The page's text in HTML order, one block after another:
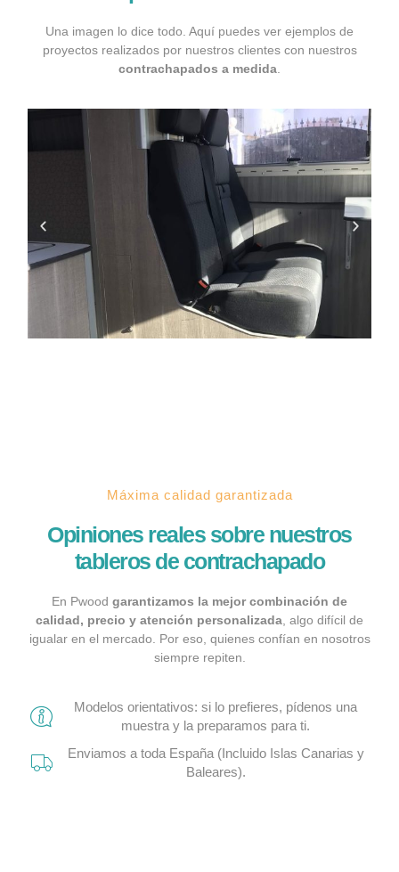
Una imagen lo dice todo. Aquí puedes ver ejemplos de
proyectos realizados por nuestros clientes con nuestros
contrachapados a medida
Máxima calidad garantizada
Opiniones reales sobre nuestros
tableros de contrachapado
En Pwood garantizamos la mejor combinación de
calidad, precio y atención personalizada , algo difícil de
igualar en el mercado. Por eso, quienes confían en nosotros
siempre repiten.
Modelos orientativos: si lo prefieres, pídenos una
muestra y la preparamos para ti.
Enviamos a toda España (Incluido Islas Canarias y
Baleares).